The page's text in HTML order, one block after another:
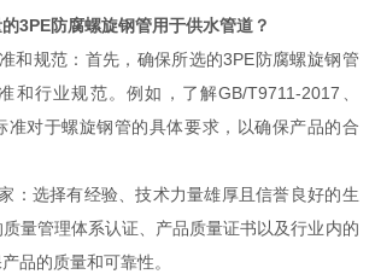
3PE防腐螺旋钢管用于供水管道？
和规范：首先，确保所选的3PE防腐螺旋钢管
和行业规范。例如，了解GB/T9711-2017、
准对于螺旋钢管的具体要求，以确保产品的合
：选择有经验、技术力量雄厚且信誉良好的生
量管理体系认证、产品质量证书以及行业内的
品的质量和可靠性。